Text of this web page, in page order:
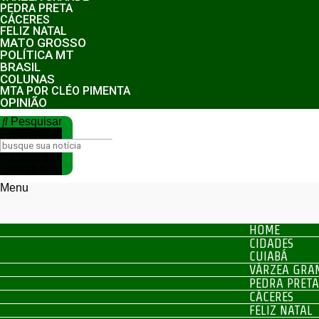
PEDRA PRETA
CÁCERES
FELIZ NATAL
MATO GROSSO
POLÍTICA MT
BRASIL
COLUNAS
MTA POR CLÉO PIMENTA
OPINIÃO
Pesquisar
Menu
HOME
CIDADES
CUIABÁ
VÁRZEA
PEDRA PRETA
CÁCERES
FELIZ NATAL